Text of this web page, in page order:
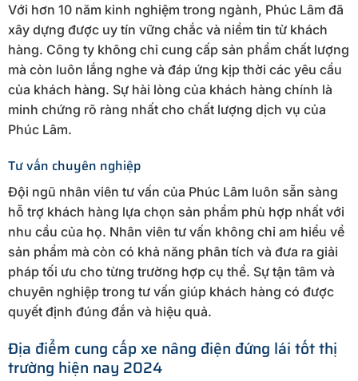
Với hơn 10 năm kinh nghiệm trong ngành, Phúc Lâm đã
xây dựng được uy tín vững chắc và niềm tin từ khách
hàng. Công ty không chỉ cung cấp sản phẩm chất lượng
mà còn luôn lắng nghe và đáp ứng kịp thời các yêu cầu
của khách hàng. Sự hài lòng của khách hàng chính là
minh chứng rõ ràng nhất cho chất lượng dịch vụ của
Phúc Lâm.
Tư vấn chuyên nghiệp
Đội ngũ nhân viên tư vấn của Phúc Lâm luôn sẵn sàng
hỗ trợ khách hàng lựa chọn sản phẩm phù hợp nhất với
nhu cầu của họ. Nhân viên tư vấn không chỉ am hiểu về
sản phẩm mà còn có khả năng phân tích và đưa ra giải
pháp tối ưu cho từng trường hợp cụ thể. Sự tận tâm và
chuyên nghiệp trong tư vấn giúp khách hàng có được
quyết định đúng đắn và hiệu quả.
Địa điểm cung cấp xe nâng điện đứng lái tốt thị
trường hiện nay 2024